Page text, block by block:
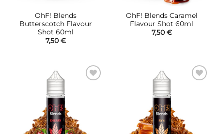
OhF! Blends
Butterscotch Flavour
Shot 60ml
7,50 €
OhF! Blends Caramel
Flavour Shot 60ml
7,50 €